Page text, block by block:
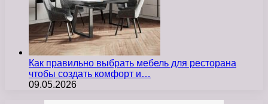
Как правильно выбрать мебель для ресторана
чтобы создать комфорт и…
09.05.2026